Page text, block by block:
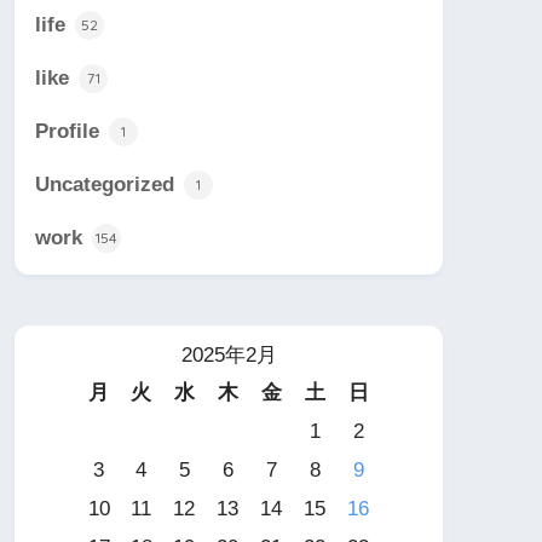
life 52
like 71
Profile 1
Uncategorized 1
work 154
2025年2月
月
火 水 木 金 土
日
1
2
3
4 5 6 7 8
9
10
11 12 13 14 15
16